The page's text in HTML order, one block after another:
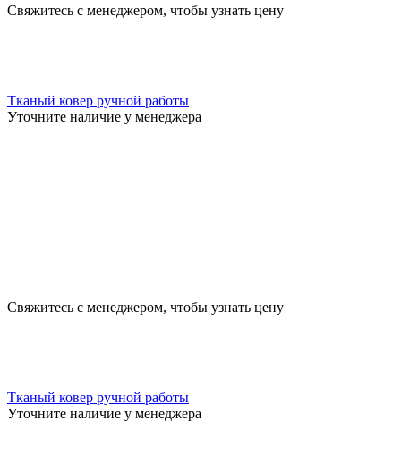
Свяжитесь с менеджером, чтобы узнать цену
Тканый ковер ручной работы
Уточните наличие у менеджера
Свяжитесь с менеджером, чтобы узнать цену
Тканый ковер ручной работы
Уточните наличие у менеджера